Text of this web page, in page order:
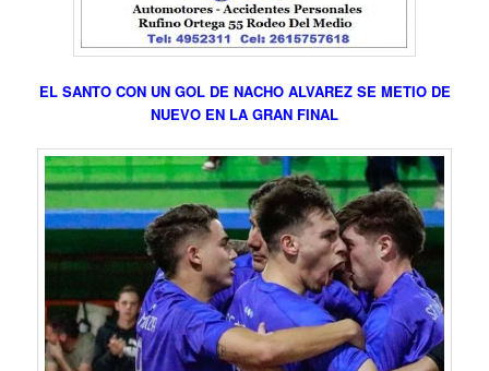
EL SANTO CON UN GOL DE NACHO ALVAREZ SE METIO DE
NUEVO EN LA GRAN FINAL